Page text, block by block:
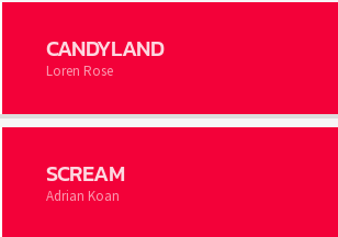
CANDYLAND
Loren Rose
SCREAM
Adrian Koan